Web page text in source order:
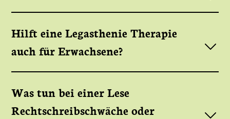
Hilft eine Legasthenie Therapie
auch für Erwachsene?
Was tun bei einer Lese
Rechtschreib­schwäche oder